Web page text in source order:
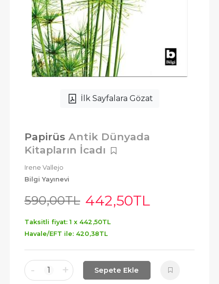
İlk Sayfalara Gözat
Papirüs Antik Dünyada
Kitapların İcadı
Irene Vallejo
Bilgi Yayınevi
590,00TL 442,50TL
Taksitli fiyat: 1 x 442 ,50TL
Havale/EFT ile: 420,38TL
- 1 + Sepete Ekle